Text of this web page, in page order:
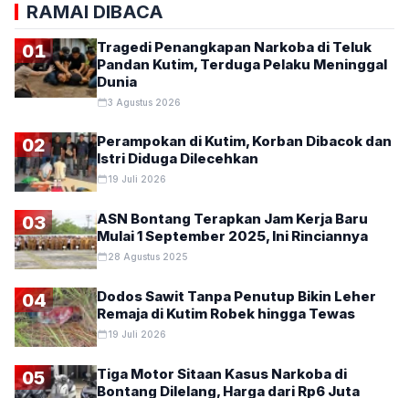
RAMAI DIBACA
01
Tragedi Penangkapan Narkoba di Teluk
Pandan Kutim, Terduga Pelaku Meninggal
Dunia
3 Agustus 2026
02
Perampokan di Kutim, Korban Dibacok dan
Istri Diduga Dilecehkan
19 Juli 2026
03
ASN Bontang Terapkan Jam Kerja Baru
Mulai 1 September 2025, Ini Rinciannya
28 Agustus 2025
04
Dodos Sawit Tanpa Penutup Bikin Leher
Remaja di Kutim Robek hingga Tewas
19 Juli 2026
05
Tiga Motor Sitaan Kasus Narkoba di
Bontang Dilelang, Harga dari Rp6 Juta